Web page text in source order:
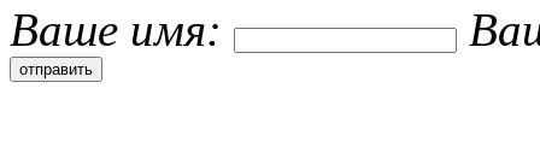
Ваше имя: